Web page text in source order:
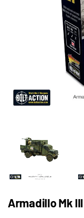
Armadillo Mk